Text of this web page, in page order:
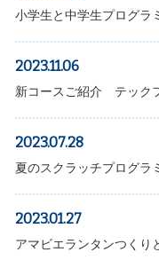
小学生と中学生プログラ
2023.11.06
新コースご紹介 テック
2023.07.28
夏のスクラッチプログラ
2023.01.27
アマビエランタンつくり